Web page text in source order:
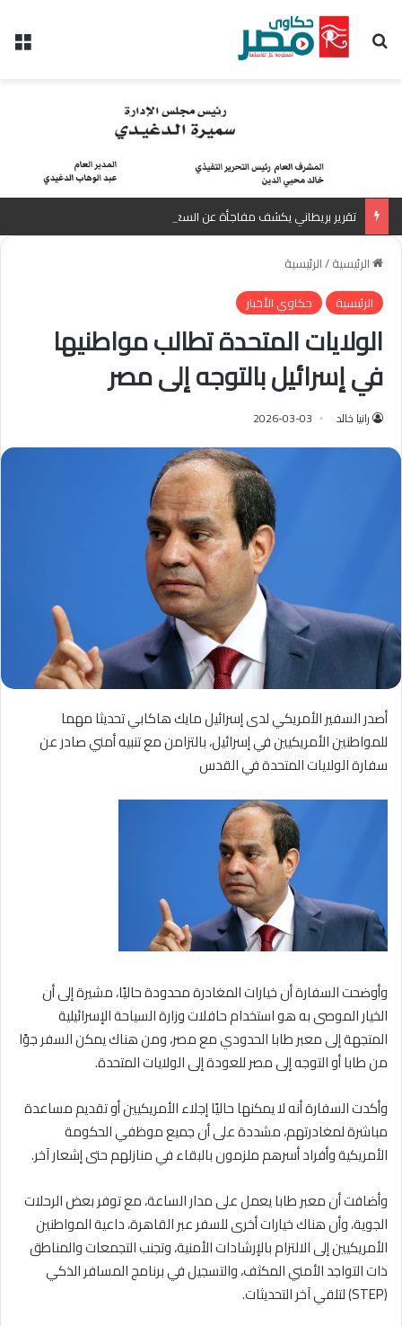
بحث عن
الرئيسية/الرئيسية
الرئيسية
حكاوي الأخبار
الولايات المتحدة تطالب مواطنيها
في إسرائيل بالتوجه إلى مصر
رانيا خالد 2026-03-03
أصدر السفير الأمريكي لدى إسرائيل مايك هاكابي تحديثا مهما
للمواطنين الأمريكيين في إسرائيل، بالتزامن مع تنبيه أمني صادر عن
سفارة الولايات المتحدة في القدس
وأوضحت السفارة أن خيارات المغادرة محدودة حاليًا، مشيرة إلى أن
الخيار الموصى به هو استخدام حافلات وزارة السياحة الإسرائيلية
المتجهة إلى معبر طابا الحدودي مع مصر، ومن هناك يمكن السفر جوًا
من طابا أو التوجه إلى مصر للعودة إلى الولايات المتحدة.
وأكدت السفارة أنه لا يمكنها حاليًا إجلاء الأمريكيين أو تقديم مساعدة
مباشرة لمغادرتهم، مشددة على أن جميع موظفي الحكومة
الأمريكية وأفراد أسرهم ملزمون بالبقاء في منازلهم حتى إشعار آخر.
وأضافت أن معبر طابا يعمل على مدار الساعة، مع توفر بعض الرحلات
الجوية، وأن هناك خيارات أخرى للسفر عبر القاهرة، داعية المواطنين
الأمريكيين إلى الالتزام بالإرشادات الأمنية، وتجنب التجمعات والمناطق
ذات التواجد الأمني المكثف، والتسجيل في برنامج المسافر الذكي
(STEP) لتلقي آخر التحديثات.